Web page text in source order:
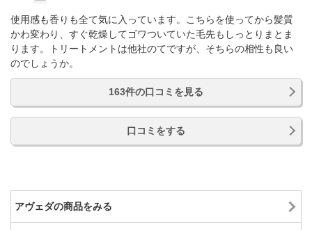
使用感も香りも全て気に入っています。こちらを使ってから髪質
かわ変わり、すぐ乾燥してゴワついていた毛先もしっとりまとま
ります。トリートメントは他社のてですが、そちらの相性も良い
のでしょうか。
163件の口コミを見る
口コミをする
アヴェダの商品をみる